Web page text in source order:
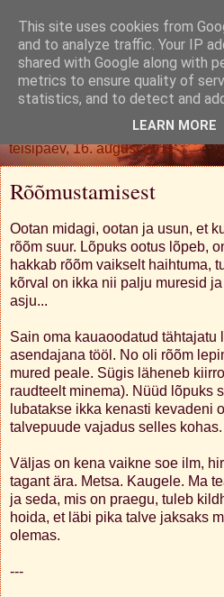
Oh. Jah.
teisipäev, 16. august 2011
Rõõmustamisest
Ootan midagi, ootan ja usun, et
rõõm suur. Lõpuks ootus lõpeb,
hakkab rõõm vaikselt haihtuma,
kõrval on ikka nii palju muresid
asju...
Sain oma kauaoodatud
asendajana tööl. No oli rõõm
mured peale. Sügis läheneb
raudteelt minema). Nüüd lõpuks
lubatakse ikka kenasti kevadeni
talvepuude vajadus selles
Väljas on kena vaikne soe ilm,
tagant ära. Metsa. Kaugele. Ma
ja seda, mis on praegu, tuleb
hoida, et läbi pika talve jaksaks
olemas.
---
This site uses cookies from
and to analyze traffic. Your IP
shared with Google along with
metrics to ensure quality of
statistics, and to detect and
LEARN MORE